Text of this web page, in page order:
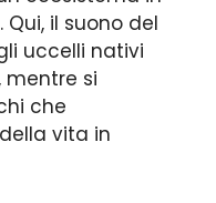
il suono del
uccelli nativi
si
che
vita in